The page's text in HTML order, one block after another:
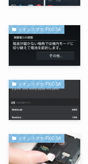
イオンスマホ FXC-5A
イオンスマホ FXC-5A
イオンスマホ FXC-5A